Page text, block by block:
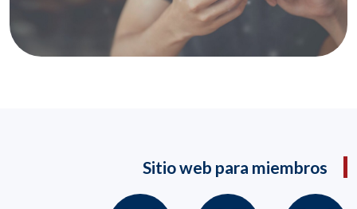
Sitio web para miembros